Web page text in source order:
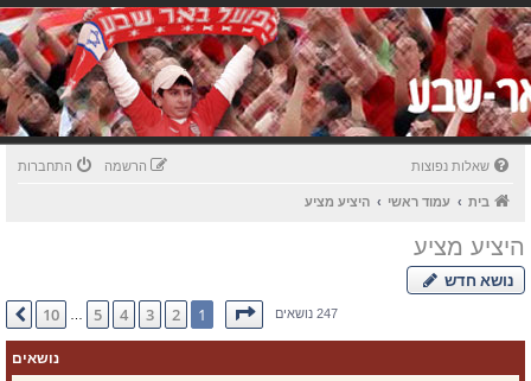
שאלות נפוצות התחברות הרשמה
בית עמוד ראשי היציע מציע
היציע מציע
נושא חדש
247 נושאיםדף1מתוך10
1
2
3
4
5
10 הבא
נושאים